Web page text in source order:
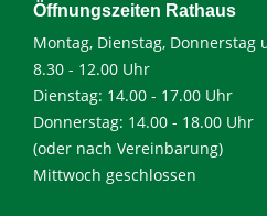
Öffnungszeiten Rathaus
Montag, Dienstag, Donnerstag
8.30 - 12.00 Uhr
Dienstag: 14.00 - 17.00 Uhr
Donnerstag: 14.00 - 18.00 Uhr
(oder nach Vereinbarung)
Mittwoch geschlossen